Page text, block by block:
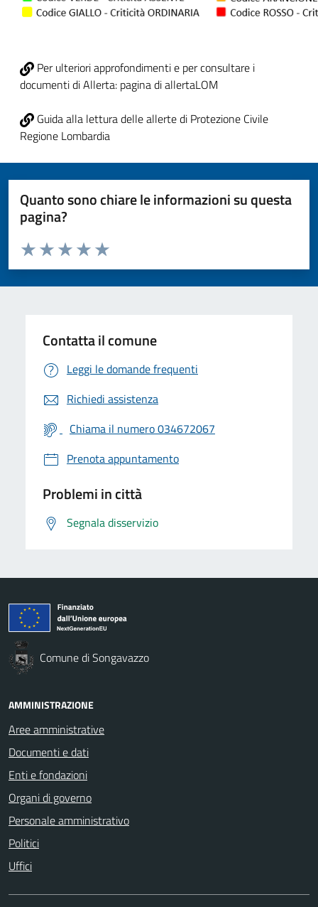
Per ulteriori approfondimenti e per consultare i
documenti di Allerta: pagina di allertaLOM
Guida alla lettura delle allerte di Protezione Civile
Regione Lombardia
Quanto sono chiare le informazioni su questa
pagina?
Valuta da 1 a 5 stelle la pagina
Valuta 5 stelle su 5
Valuta 4 stelle su 5
Valuta 3 stelle su 5
Valuta 2 stelle su 5
Valuta 1 stelle su 5
Contatta il comune
Leggi le domande frequenti
Richiedi assistenza
Chiama il numero 034672067
Prenota appuntamento
Problemi in città
Segnala disservizio
Comune di Songavazzo
AMMINISTRAZIONE
Aree amministrative
Documenti e dati
Enti e fondazioni
Organi di governo
Personale amministrativo
Politici
Uffici